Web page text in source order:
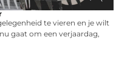
te vieren en je wilt
gaat om een verjaardag,